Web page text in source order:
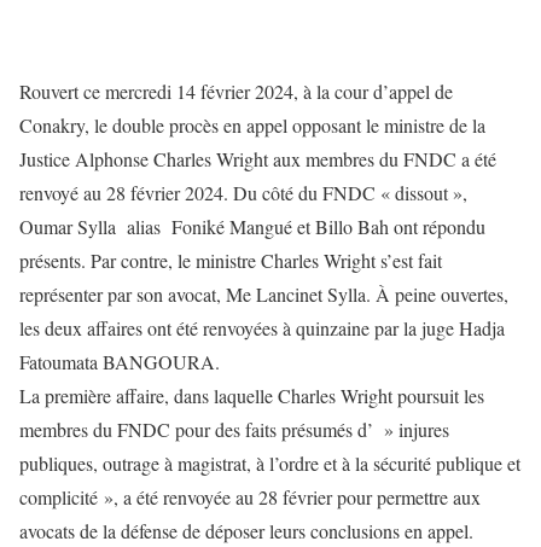
Rouvert ce mercredi 14 février 2024, à la cour d’appel de
Conakry, le double procès en appel opposant le ministre de la
Justice Alphonse Charles Wright aux membres du FNDC a été
renvoyé au 28 février 2024. Du côté du FNDC « dissout »,
Oumar Sylla alias Foniké Mangué et Billo Bah ont répondu
présents. Par contre, le ministre Charles Wright s’est fait
représenter par son avocat, Me Lancinet Sylla. À peine ouvertes,
les deux affaires ont été renvoyées à quinzaine par la juge Hadja
Fatoumata BANGOURA.
La première affaire, dans laquelle Charles Wright poursuit les
membres du FNDC pour des faits présumés d’ » injures
publiques, outrage à magistrat, à l’ordre et à la sécurité publique et
complicité », a été renvoyée au 28 février pour permettre aux
avocats de la défense de déposer leurs conclusions en appel.